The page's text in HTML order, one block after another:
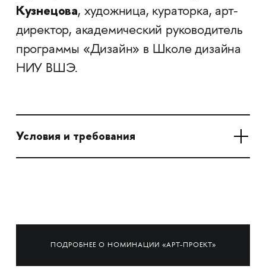
Кузнецова, художница, кураторка, арт-
директор, академический руководитель
программы «Дизайн» в Школе дизайна
НИУ ВШЭ.
Условия и требования
ПОДРОБНЕЕ О НОМИНАЦИИ «АРТ-ПРОЕКТ»